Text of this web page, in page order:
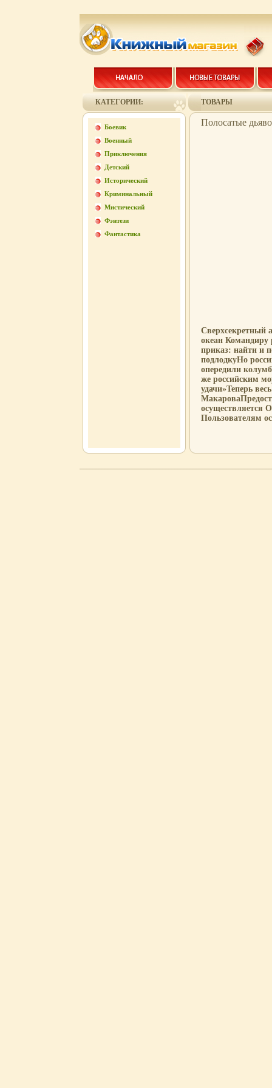
КАТЕГОРИИ:
Боевик
Военный
Приключения
Детский
Исторический
Криминальный
Мистический
Фэнтези
Фантастика
ТОВАРЫ
Полосатые
Сверхсекретный
океан
приказ: найти и
подлодкуНо
опередили
же российским
удачи»Теперь
осуществляется
Пользователям